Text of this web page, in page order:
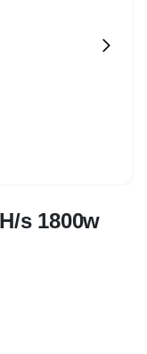
s 1800w